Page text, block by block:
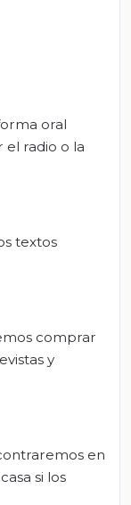
oral
el radio o la
textos
comprar
y
en
si los